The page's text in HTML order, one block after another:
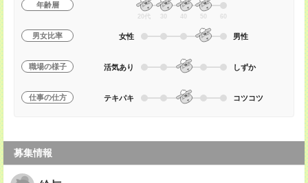
年齢層
20代 30 40 50 60
男女比率 女性 男性
職場の様子 活気あり しずか
仕事の仕方 テキパキ コツコツ
募集情報